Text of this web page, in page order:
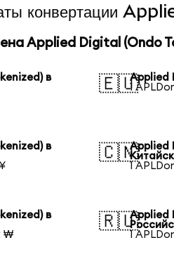
конвертации
Applied Digital (Ondo
в
🇪🇺Applied
1
в
🇨🇳Applied
1
в
₩
🇷🇺Applied
1